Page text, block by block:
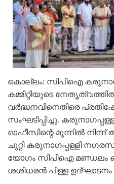
കൊല്ലം: സിപിഐ
കമ്മിറ്റിയുടെ
വർദ്ധനവിനെതിരെ
സംഘടിപ്പിച്ചു.
ഓഫീസിന്റെ മുന്നിൽ നിന്ന്
ചുറ്റി കരുനാഗപ്പള്ളി
യോഗം സിപിഐ മണ്ഡലം
ശശിധരൻ പിള്ള